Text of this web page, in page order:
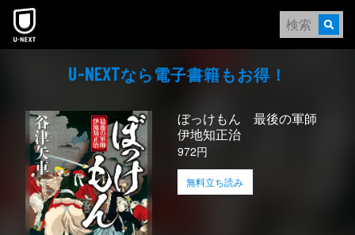
本文へスキップ
U-NEXTなら電⼦書籍もお得！
ぼっけもん 最後の軍師
伊地知正治
972円
無料立ち読み